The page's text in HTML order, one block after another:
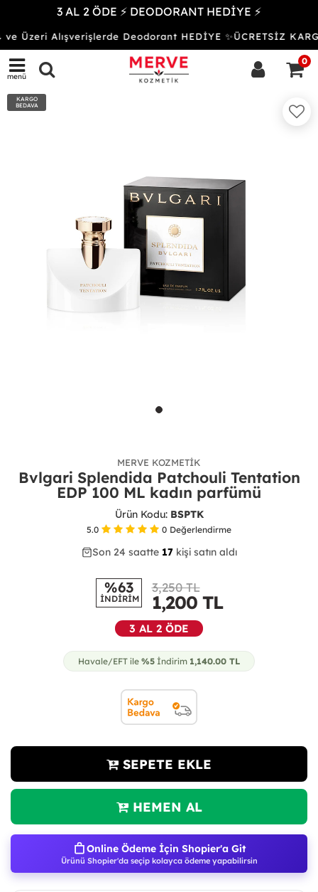
3 AL 2 ÖDE ⚡ DEODORANT HEDİYE ⚡
Üzeri Alışverişlerde Deodorant HEDİYE ✨ÜCRETSİZ
menü
0
KARGO
BEDAVA
MERVE KOZMETIK
Bvlgari Splendida Patchouli Tentation
EDP 100 ML kadın parfümü
Ürün Kodu: BSPTK
5.0 0 Değerlendirme
25 51
Son 24 saatte 17 kişi satın aldı
%63
İNDİRİM
3,250 TL
1,200TL
3 AL 2 ÖDE
Havale/EFT ile %5 İndirim 1,140.00 TL
SEPETE EKLE
HEMEN AL
Online Ödeme İçin Shopier'a Git
Ürünü Shopier'da seçip kolayca ödeme yapabilirsin